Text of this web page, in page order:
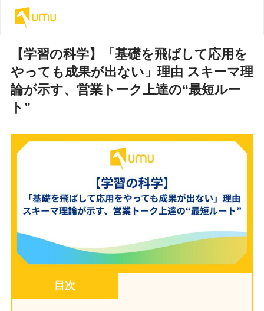
【学習の科学】「基礎を飛ばして応用を
やっても成果が出ない」理由 スキーマ理
論が示す、営業トーク上達の“最短ルー
ト”
目次